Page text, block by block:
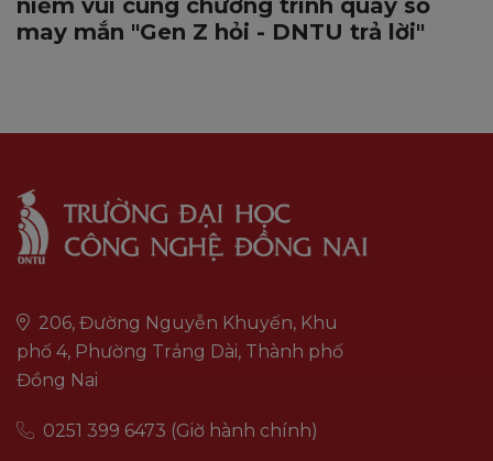
niềm vui cùng chương trình quay số
may mắn "Gen Z hỏi - DNTU trả lời"
206, Đường Nguyễn Khuyến, Khu
phố 4, Phường Trảng Dài, Thành phố
Đồng Nai
0251 399 6473 (Giờ hành chính)